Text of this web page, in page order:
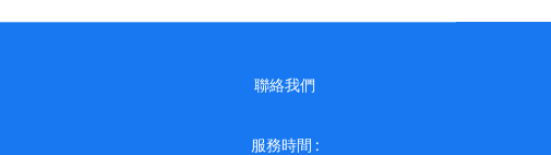
聯絡我們
服務時間 :